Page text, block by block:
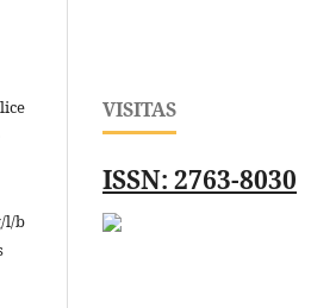
l/b
VISITAS
ISSN: 2763-8030